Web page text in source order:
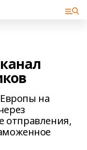
на
отправления,